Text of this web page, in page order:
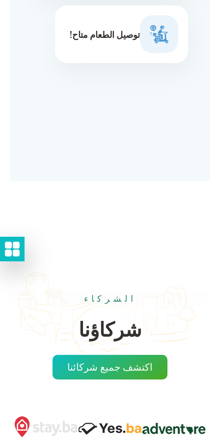
توصيل الطعام متاح!
الشركاء
شركاؤنا
اكتشف جميع شركائنا